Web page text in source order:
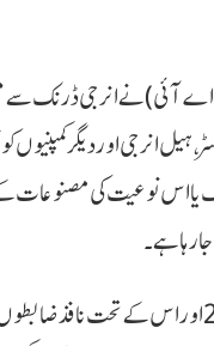
اے آئی) نے انرجی ڈرنک
ہیل انرجی اور دیگر
یا اس نوعیت کی مصنوعات
رہا ہے۔
فوڈ سیفٹی اتھارٹی کے مطابق فوڈ سیفٹی اینڈ اسٹینڈرڈز ایکٹ،